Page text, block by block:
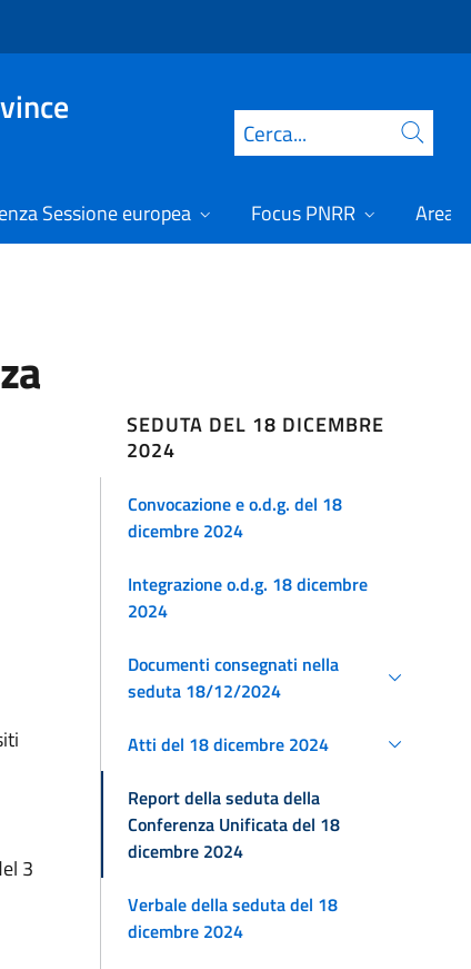
Cerca
Sessione europea Focus PNRR Area
3
SEDUTA DEL 18 DICEMBRE
2024
Convocazione e o.d.g. del 18
dicembre 2024
Integrazione o.d.g. 18 dicembre
2024
Documenti consegnati nella
seduta 18/12/2024
Atti del 18 dicembre 2024
Report della seduta della
Conferenza Unificata del 18
dicembre 2024
Verbale della seduta del 18
dicembre 2024